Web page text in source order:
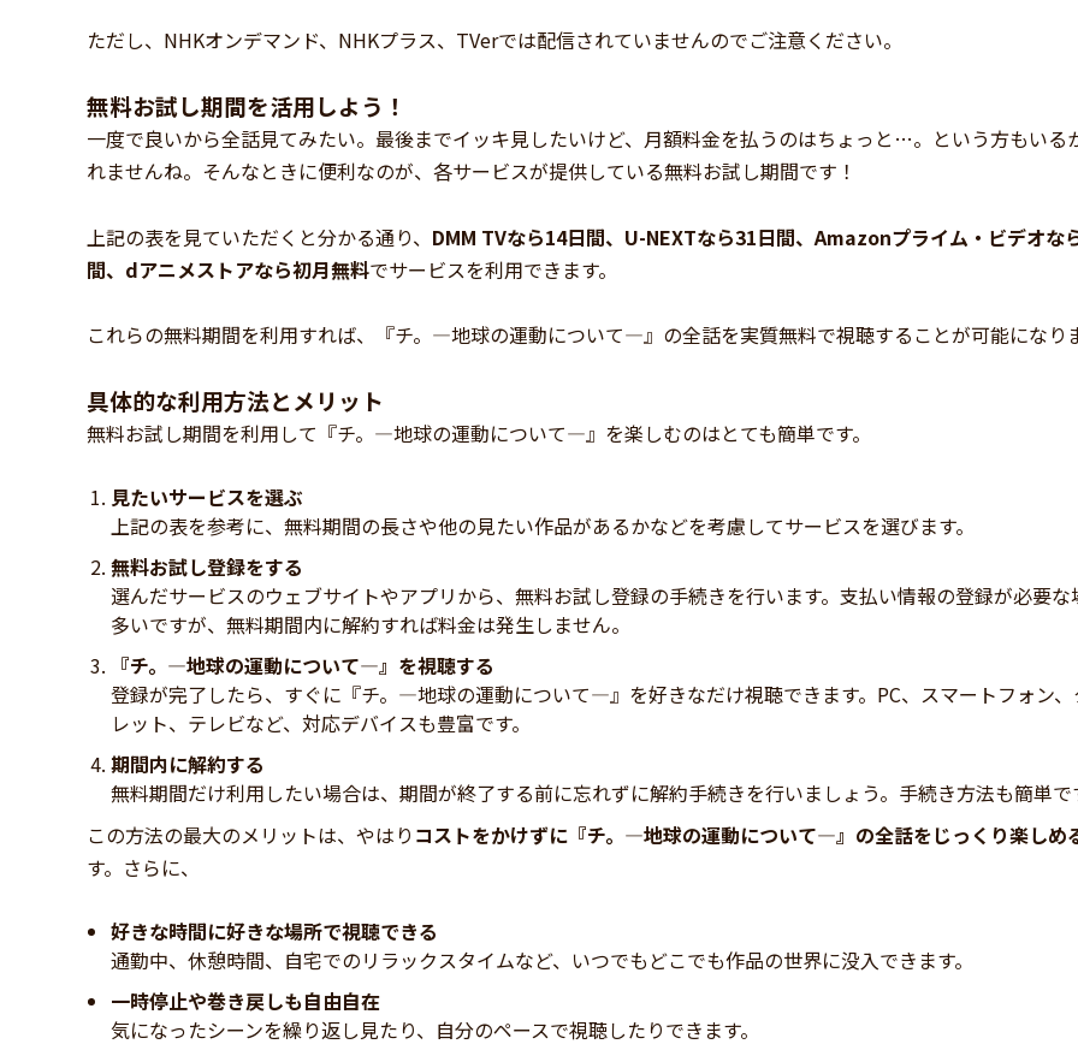
ただし、NHKオンデマンド、NHKプラス、TVerでは配信されていませんのでご注意ください。
無料お試し期間を活用しよう！
一度で良いから全話見てみたい。最後までイッキ見したいけど、月額料金を払うのはちょっと…。という方もいる
れませんね。そんなときに便利なのが、各サービスが提供している無料お試し期間です！
上記の表を見ていただくと分かる通り、 DMM TVなら14日間、U-NEXTなら31日間、Amazonプライム・ビデオな
間、dアニメストアなら初月無料でサービスを利用できます。
これらの無料期間を利用すれば、『チ。―地球の運動について―』の全話を実質無料で視聴することが可能になり
具体的な利用方法とメリット
無料お試し期間を利用して『チ。―地球の運動について―』を楽しむのはとても簡単です。
見たいサービスを選ぶ
上記の表を参考に、無料期間の長さや他の見たい作品があるかなどを考慮してサービスを選びます。
無料お試し登録をする
選んだサービスのウェブサイトやアプリから、無料お試し登録の手続きを行います。支払い情報の登録が必要な
多いですが、無料期間内に解約すれば料金は発生しません。
『チ。―地球の運動について―』を視聴する
登録が完了したら、すぐに『チ。―地球の運動について―』を好きなだけ視聴できます。PC、スマートフォン
レット、テレビなど、対応デバイスも豊富です。
期間内に解約する
無料期間だけ利用したい場合は、期間が終了する前に忘れずに解約手続きを行いましょう。手続き方法も簡単で
この方法の最大のメリットは、やはり コストをかけずに『チ。―地球の運動について―』の全話をじっくり楽しめ
す。さらに、
好きな時間に好きな場所で視聴できる
通勤中、休憩時間、自宅でのリラックスタイムなど、いつでもどこでも作品の世界に没入できます。
一時停止や巻き戻しも自由自在
気になったシーンを繰り返し見たり、自分のペースで視聴したりできます。